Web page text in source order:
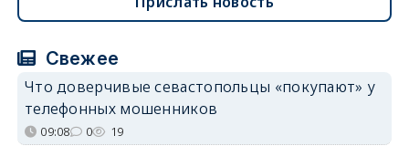
Свежее
Что доверчивые севастопольцы «покупают» у
телефонных мошенников
09:08 0 19